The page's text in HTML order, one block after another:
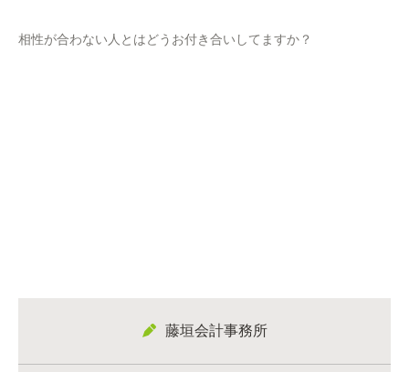
相性が合わない人とはどうお付き合いしてますか？
藤垣会計事務所